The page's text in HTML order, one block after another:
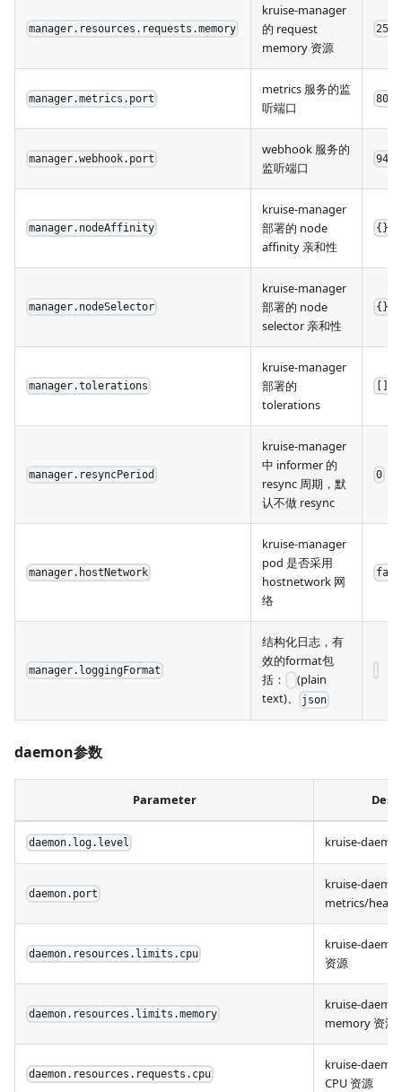
manager.resources.requests.memory
kruise-manager
的 request
memory 资源
manager.metrics.port
metrics 服务的监
听端口
8080
manager.webhook.port
webhook 服务的
监听端口
9443
manager.nodeAffinity
kruise-manager
部署的 node
affinity 亲和性
{}
manager.nodeSelector
kruise-manager
部署的 node
selector 亲和性
{}
manager.tolerations
kruise-manager
部署的
tolerations
manager.resyncPeriod
kruise-manager
中 informer 的
resync 周期，默
认不做 resync
0
manager.hostNetwork
kruise-manager
pod 是否采用
hostnetwork 网
络
manager.loggingFormat
结构化日志，有
效的format包
括：
(plain
text)、
json
daemon参数
Parameter
daemon.log.level kruise-
daemon.port
kruise-
metrics/
daemon.resources.limits.cpu
kruise-
资源
daemon.resources.limits.memory
kruise-
memory 资源
daemon.resources.requests.cpu
kruise-
CPU 资源